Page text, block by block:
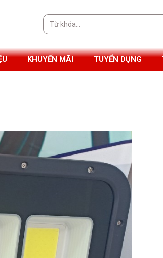
Tìm
kiếm:
KHUYẾN MÃI TUYỂN DỤNG